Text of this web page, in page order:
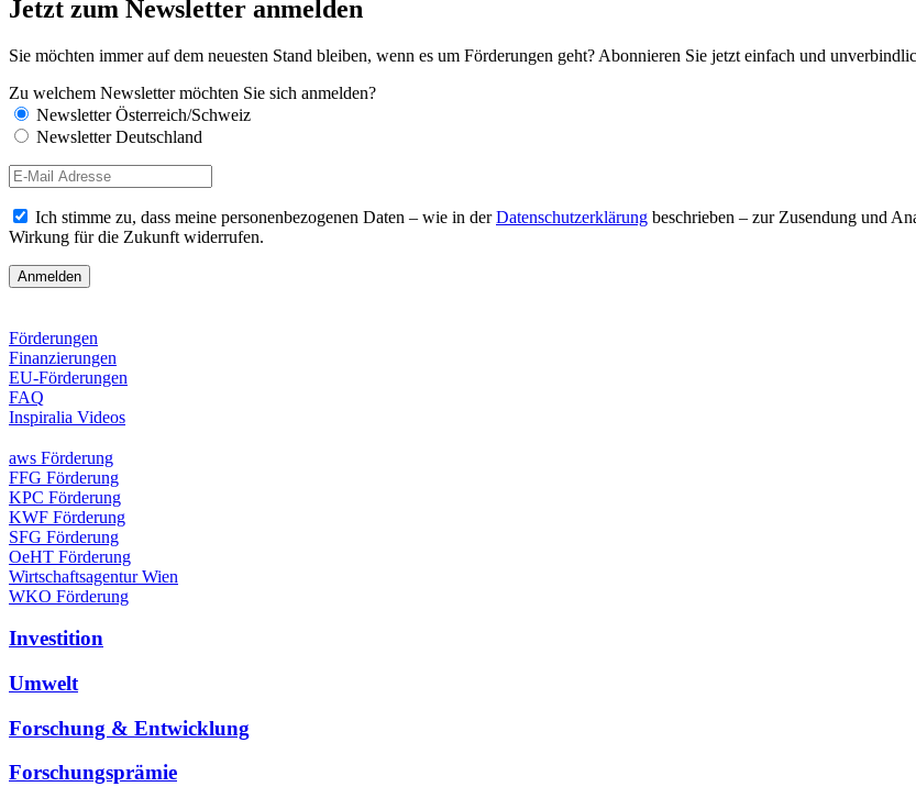
Jetzt zum Newsletter anmelden
Sie möchten immer auf dem neuesten Stand bleiben, wenn es um Förderungen geht? Abonnieren Sie jetzt einfach und
Zu welchem Newsletter möchten Sie sich anmelden?
Newsletter Österreich/Schweiz
Newsletter Deutschland
Ich stimme zu, dass meine personenbezogenen Daten – wie in derDatenschutzerklärung beschrieben – zur Zusendung und
Wirkung für die Zukunft widerrufen.
Förderungen
Finanzierungen
EU-Förderungen
FAQ
Inspiralia Videos
aws Förderung
FFG Förderung
KPC Förderung
KWF Förderung
SFG Förderung
OeHT Förderung
Wirtschaftsagentur Wien
WKO Förderung
Investition
Umwelt
Forschung & Entwicklung
Forschungsprämie